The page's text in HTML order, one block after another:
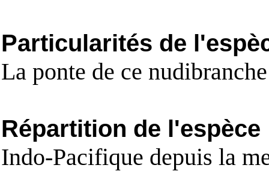
Particularités de
La ponte de ce
Répartition de l'espèce
Indo-Pacifique depuis la